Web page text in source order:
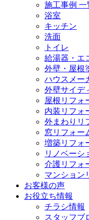
施工事例 一
浴室
キッチン
洗面
トイレ
給湯器・エ
外壁・屋根
ハウスメー
外壁サイデ
屋根リフォ
内装リフォ
外まわりリ
窓リフォー
増築リフォ
リノベーシ
介護リフォ
マンション
お客様の声
お役立ち情報
チラシ情報
スタッフブ